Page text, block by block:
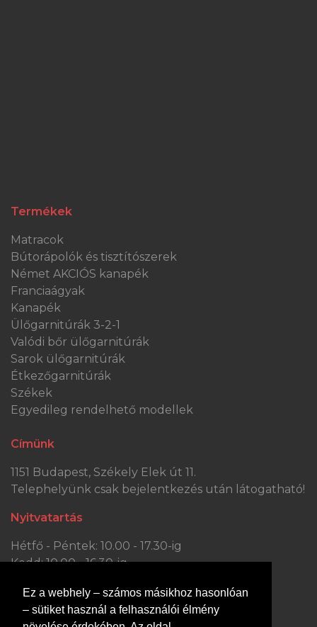
Ez a webhely – számos másikhoz hasonlóan
– sütiket használ a felhasználói élmény
Termékek
Matracok
Bútorápolók és tisztítószerek
Német AKCIÓS kanapék
Franciaágyak
Kanapék
Ülőgarnitúrák 3-2-1
Valódi bőr ülőgarnitúrák
Sarok ülőgarnitúrák
Étkezőgarnitúrák
Székek
Egyedileg rendelhető modellek
Címünk
1151 Budapest, Székely Elek út 11.
Telephelyünk csak bejelentkezés után látogatható!
Nyitvatartás
Hétfő - Péntek: 10.00 - 17.30-ig
Kedd: 10.00 - 16.30-ig
Vasárnap: ZÁRVA